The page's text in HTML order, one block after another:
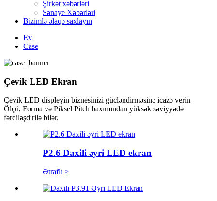
Şirkət xəbərləri
Sənaye Xəbərləri
Bizimlə əlaqə saxlayın
Ev
Case
Çevik LED Ekran
Çevik LED displeyin biznesinizi gücləndirməsinə icazə verin
Ölçü, Forma və Piksel Pitch baxımından yüksək səviyyədə
fərdiləşdirilə bilər.
P2.6 Daxili əyri LED ekran
Ətraflı >